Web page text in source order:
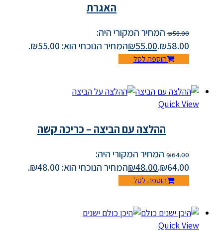
האגרת
₪58.00
המחיר המקורי היה:
₪58.00.
₪55.00 המחיר הנוכחי הוא: ₪55.00.
הוספה לסל
Quick View
ההלצה עם הביצה – כריכה קשה
₪64.00
המחיר המקורי היה:
₪64.00.
₪48.00 המחיר הנוכחי הוא: ₪48.00.
הוספה לסל
Quick View